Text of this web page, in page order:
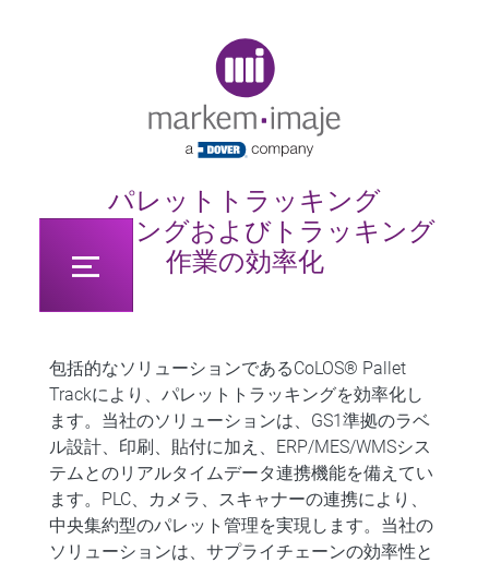
パレットトラッキング
ラベリングおよびトラッキング
作業の効率化
包括的なソリューションであるCoLOS® Pallet
Trackにより、パレットトラッキングを効率化し
ます。当社のソリューションは、GS1準拠のラベ
ル設計、印刷、貼付に加え、ERP/MES/WMSシス
テムとのリアルタイムデータ連携機能を備えてい
ます。PLC、カメラ、スキャナーの連携により、
中央集約型のパレット管理を実現します。当社の
ソリューションは、サプライチェーンの効率性と